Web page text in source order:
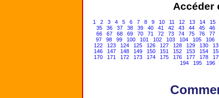
Accéder
1 2 3 4 5 6 7 8 9 10 11 12 13 14
15
35
36 37 38 39 40 41 42 43 44 45
46
66
67 68 69 70 71 72 73 74 75 76
77
97
98 99 100 101 102 103 104 105
106
122
123 124 125 126 127 128 129 130
146
147 148 149 150 151 152 153 154
170
171 172 173 174 175 176 177 178
194
195 196